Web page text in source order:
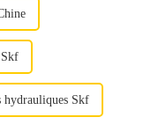
Skf
hydrauliques Skf